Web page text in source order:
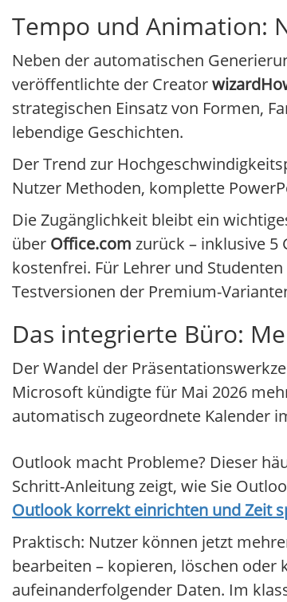
Tempo und Animation:
Neben der automatischen
veröffentlichte der Creator
strategischen Einsatz von Formen,
lebendige Geschichten.
Der Trend zur
Nutzer Methoden, komplette
Die Zugänglichkeit bleibt ein
über Office.com zurück – inklusive 5
kostenfrei. Für Lehrer und
Testversionen der Premium-
Das integrierte Büro:
Der Wandel der
Microsoft kündigte für Mai 2026
automatisch zugeordnete Kalender
Outlook macht Probleme? Dieser
Schritt-Anleitung zeigt, wie Sie
Outlook korrekt einrichten und Zeit
Praktisch: Nutzer können jetzt
bearbeiten – kopieren, löschen oder
aufeinanderfolgender Daten. Im